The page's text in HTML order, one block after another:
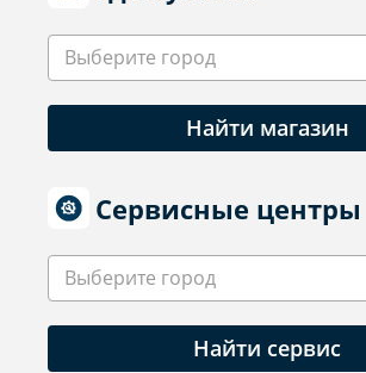
Выберите город
Найти магазин
Сервисные центры
Выберите город
Найти сервис